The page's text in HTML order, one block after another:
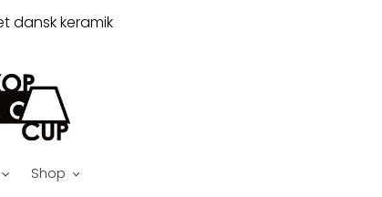
dansk keramik
Shop